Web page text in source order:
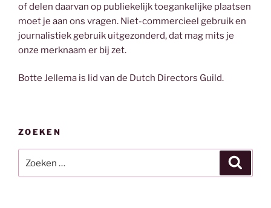
of delen daarvan op publiekelijk toegankelijke plaatsen
moet je aan ons vragen. Niet-commercieel gebruik en
journalistiek gebruik uitgezonderd, dat mag mits je
onze merknaam er bij zet.
Botte Jellema is lid van de Dutch Directors Guild.
ZOEKEN
naar: